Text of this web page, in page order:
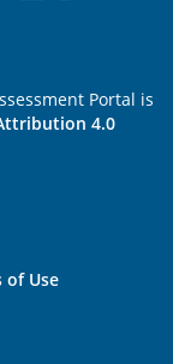
Portal is
4.0
of Use